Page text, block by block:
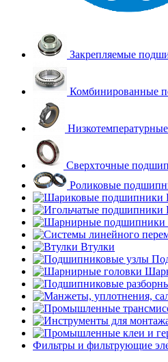
Закрепляемые
Комбинированные
Сверхточные
Роликовые
Втулки
Фильтры и фильтрующие